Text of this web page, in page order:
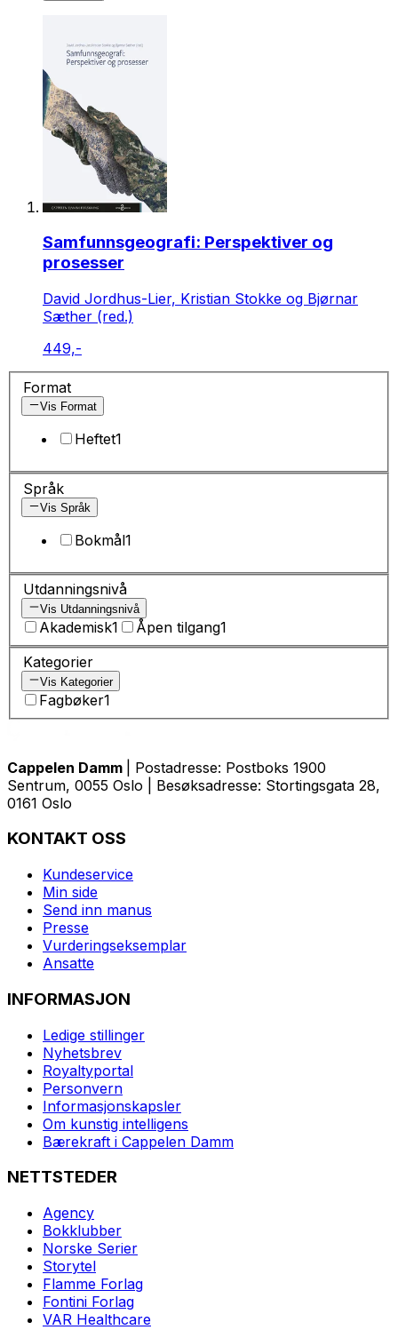
Samfunnsgeografi: Perspektiver og
prosesser
David Jordhus-Lier, Kristian Stokke og Bjørnar
Sæther (red.)
449,-
Format
Vis Format
Heftet1
Språk
Vis Språk
Bokmål1
Utdanningsnivå
Vis Utdanningsnivå
Akademisk1 Åpen tilgang1
Kategorier
Vis Kategorier
Fagbøker1
Cappelen Damm
| Postadresse: Postboks 1900
Sentrum, 0055 Oslo | Besøksadresse: Stortingsgata 28,
0161 Oslo
KONTAKT OSS
Kundeservice
Min side
Send inn manus
Presse
Vurderingseksemplar
Ansatte
INFORMASJON
Ledige stillinger
Nyhetsbrev
Royaltyportal
Personvern
Informasjonskapsler
Om kunstig intelligens
Bærekraft i Cappelen Damm
NETTSTEDER
Agency
Bokklubber
Norske Serier
Storytel
Flamme Forlag
Fontini Forlag
VAR Healthcare